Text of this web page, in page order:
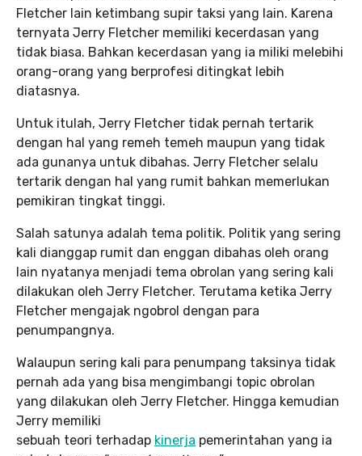
Fletcher lain ketimbang supir taksi yang lain. Karena
ternyata Jerry Fletcher memiliki kecerdasan yang
tidak biasa. Bahkan kecerdasan yang ia miliki melebihi
orang-orang yang berprofesi ditingkat lebih
diatasnya.
Untuk itulah, Jerry Fletcher tidak pernah tertarik
dengan hal yang remeh temeh maupun yang tidak
ada gunanya untuk dibahas. Jerry Fletcher selalu
tertarik dengan hal yang rumit bahkan memerlukan
pemikiran tingkat tinggi.
Salah satunya adalah tema politik. Politik yang sering
kali dianggap rumit dan enggan dibahas oleh orang
lain nyatanya menjadi tema obrolan yang sering kali
dilakukan oleh Jerry Fletcher. Terutama ketika Jerry
Fletcher mengajak ngobrol dengan para
penumpangnya.
Walaupun sering kali para penumpang taksinya tidak
pernah ada yang bisa mengimbangi topic obrolan
yang dilakukan oleh Jerry Fletcher. Hingga kemudian
Jerry memiliki
sebuah teori terhadap kinerja pemerintahan yang ia